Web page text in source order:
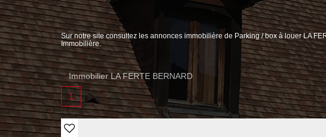
Sur notre site consultez les annonces immobilière de Parking / box à louer LA
Immobilière.
Immobilier LA FERTE BERNARD
1